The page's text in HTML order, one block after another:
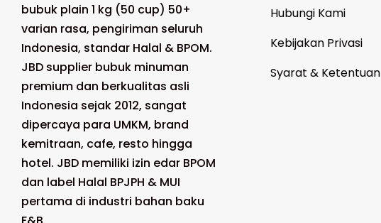
bubuk plain 1 kg (50 cup) 50+
varian rasa, pengiriman seluruh
Indonesia, standar Halal & BPOM.
JBD supplier bubuk minuman
premium dan berkualitas asli
Indonesia sejak 2012, sangat
dipercaya para UMKM, brand
kemitraan, cafe, resto hingga
hotel. JBD memiliki izin edar BPOM
dan label Halal BPJPH & MUI
pertama di industri bahan baku
Hubungi Kami
Kebijakan Privasi
Syarat & Ketentuan